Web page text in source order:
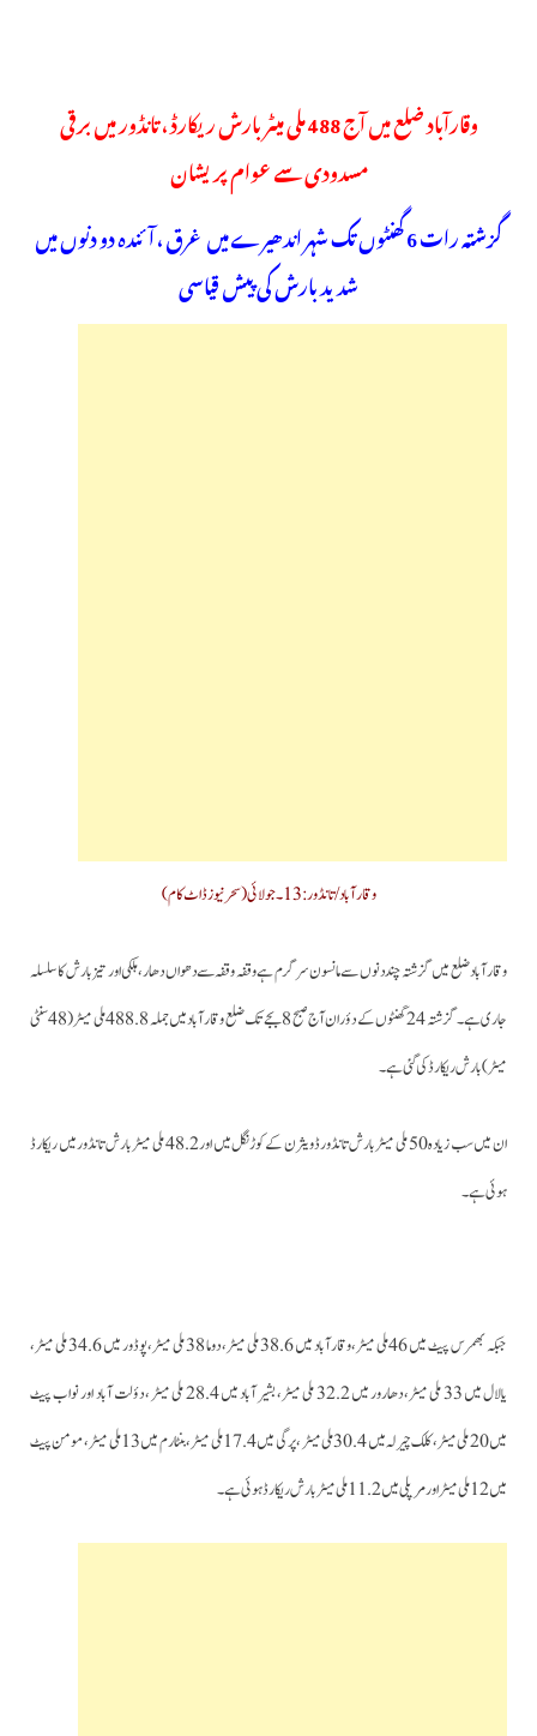
وقارآباد ضلع میں آج 488 ملی میٹر بارش ریکارڈ ، تانڈور میں برقی
مسدودی سے عوام پریشان
گزشتہ رات 6 گھنٹوں تک شہر اندھیرے میں غرق ، آئندہ دو دنوں میں
شدید بارش کی پیش قیاسی
وقارآباد/تانڈور: 13۔جولائی (سحر نیوزڈاٹ کام)
وقارآباد ضلع میں گزشتہ چند دنوں سے مانسون سرگرم ہے وقفہ وقفہ سے دھواں دھار،ہلکی اور تیز بارش کا سلسلہ
جاری ہے۔گزشتہ 24گھنٹوں کے دؤران آج صبح 8 بجے تک ضلع وقارآباد میں جملہ 488.8 ملی میٹر (48سنٹی
میٹر) بارش ریکارڈ کی گئی ہے۔
ان میں سب زیادہ 50 ملی میٹر بارش تانڈور ڈویثرن کے کوڑنگل میں اور 48.2 ملی میٹر بارش تانڈور میں ریکارڈ
ہوئی ہے۔
جبکہ بھمرس پیٹ میں 46 ملی میٹر،وقارآباد میں 38.6 ملی میٹر، دوما 38 ملی میٹر، پوڈور میں 34.6 ملی میٹر،
یالال میں 33 ملی میٹر، دھارور میں 32.2 ملی میٹر، بشیر آباد میں 28.4 ملی میٹر ، دؤلت آباد اور نواب پیٹ
میں 20 ملی میٹر، کلک چیرلہ میں 30.4 ملی میٹر ، پرگی میں 17.4 ملی میٹر، بنٹارم میں 13 ملی میٹر ، مومن پیٹ
میں 12 ملی میٹر اور مرپلی میں 11.2 ملی میٹر بارش ریکارڈ ہوئی ہے۔